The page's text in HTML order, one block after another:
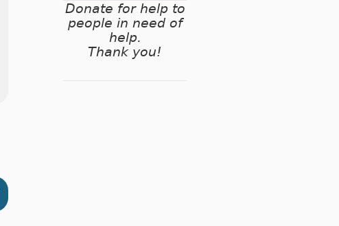
Donate for help to
people in need of
help.
Thank you!